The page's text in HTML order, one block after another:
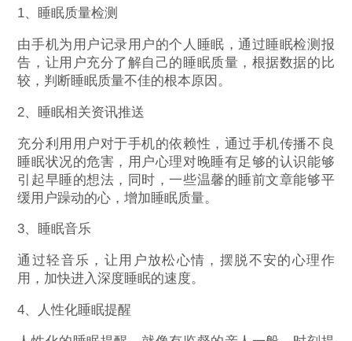
1、睡眠质量检测
由手机为用户记录用户的个人睡眠，通过睡眠检测报
告，让用户充分了解自己的睡眠质量，根据数据的比
较，判断睡眠质量不佳的根本原因。
2、睡眠相关资讯推送
充分利用用户对于手机的依赖性，通过手机传播不良
睡眠状况的危害，用户心理对晚睡有足够的认识能够
引起早睡的想法，同时，一些温馨的睡前文章能够平
缓用户躁动的心，增加睡眠质量。
3、睡眠音乐
通过轻音乐，让用户放松心情，摆脱不安的心理作
用，加快进入深度睡眠的速度。
4、人性化睡眠提醒